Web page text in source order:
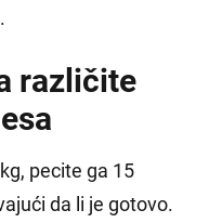
različite
pecite ga 15
da li je gotovo.